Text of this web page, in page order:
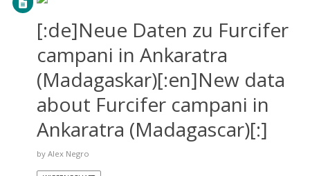
[:de]Neue Daten zu Furcifer
campani in Ankaratra
(Madagaskar)[:en]New data
about Furcifer campani in
Ankaratra (Madagascar)[:]
by Alex Negro